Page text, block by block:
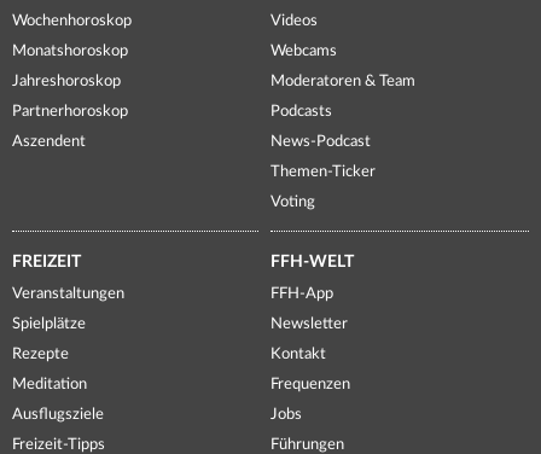
Wochenhoroskop
Monatshoroskop
Jahreshoroskop
Partnerhoroskop
Aszendent
Videos
Webcams
Moderatoren & Team
Podcasts
News-Podcast
Themen-Ticker
Voting
FREIZEIT
Veranstaltungen
Spielplätze
Rezepte
Meditation
Ausflugsziele
Freizeit-Tipps
FFH-WELT
FFH-App
Newsletter
Kontakt
Frequenzen
Jobs
Führungen